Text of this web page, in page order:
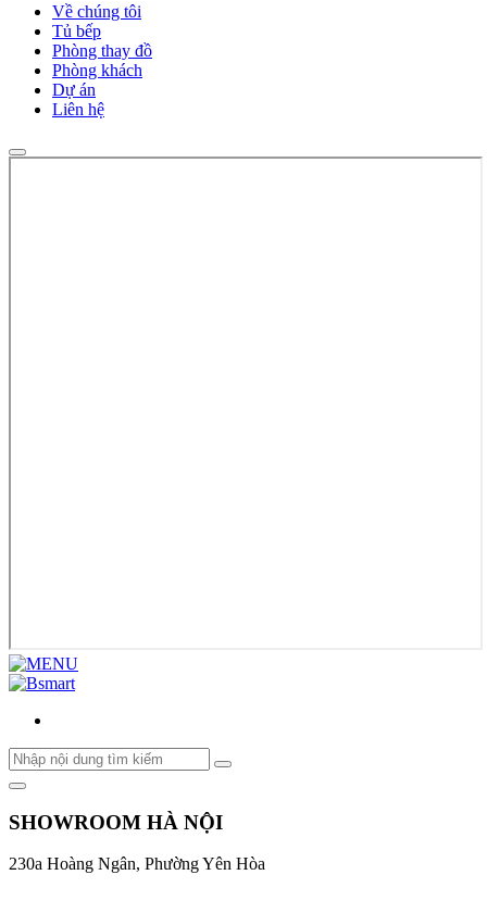
Về chúng tôi
Tủ bếp
Phòng thay đồ
Phòng khách
Dự án
Liên hệ
SHOWROOM HÀ NỘI
230a Hoàng Ngân, Phường Yên Hòa